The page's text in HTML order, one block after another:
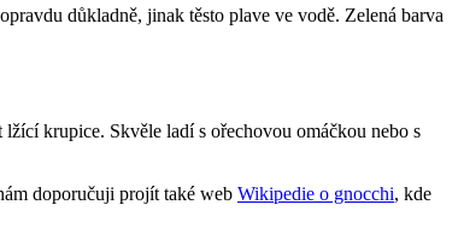
důkladně, jinak těsto plave ve vodě. Zelená barva
krupice. Skvěle ladí s ořechovou omáčkou nebo s
doporučuji projít také web Wikipedie o gnocchi, kde